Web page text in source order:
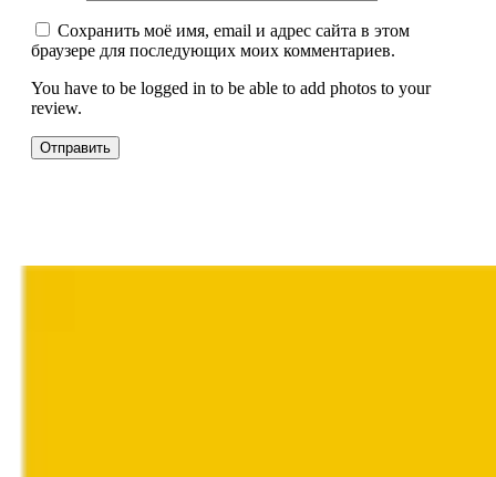
Сохранить моё имя, email и адрес сайта в этом
браузере для последующих моих комментариев.
You have to be logged in to be able to add photos to your
review.